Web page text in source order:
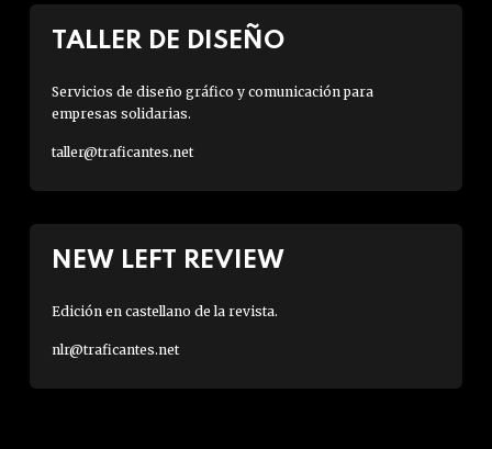
TALLER DE DISEÑO
Servicios de diseño gráfico y comunicación para
empresas solidarias.
taller@traficantes.net
NEW LEFT REVIEW
Edición en castellano de la revista.
nlr@traficantes.net